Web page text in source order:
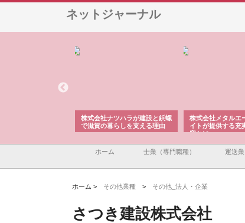
ネットジャーナル
株式会社ナツハラが建設と鋲螺
で滋賀の暮らしを支える理由
株式会社メタルエ
イトが提供する充
容とは
ホーム 士業（専門職種） 運送業
ホーム > その他業種 > その他_法人・企業
さつき建設株式会社